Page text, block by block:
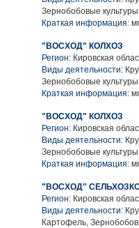
Зернобобовые
Краткая информация:
"ВОСХОД" КОЛХОЗ
Регион: Кировская
Виды деятельности:
Зернобобовые
Краткая информация:
"ВОСХОД" КОЛХОЗ
Регион: Кировская
Виды деятельности:
Зернобобовые
Краткая информация:
"ВОСХОД"
Регион: Кировская
Виды деятельности:
Картофель,